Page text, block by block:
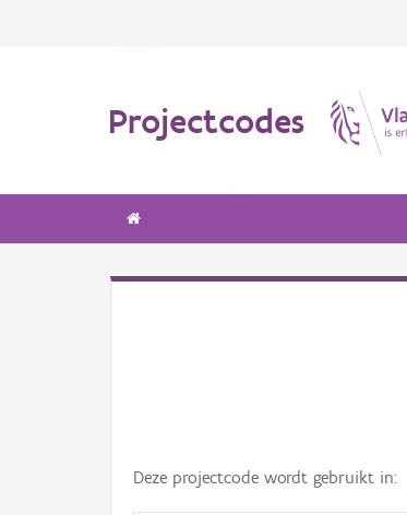
Projectcodes
Deze projectcode wordt gebruikt in: